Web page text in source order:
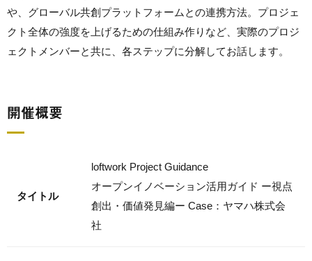
や、グローバル共創プラットフォームとの連携方法。プロジェ
クト全体の強度を上げるための仕組み作りなど、実際のプロジ
ェクトメンバーと共に、各ステップに分解してお話します。
開催概要
タイトル
loftwork Project Guidance
オープンイノベーション活用ガイド ー視点
創出・価値発見編ー Case：ヤマハ株式会
社